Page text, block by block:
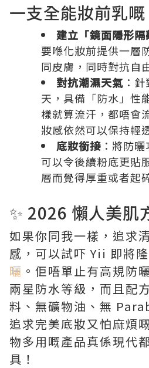
一支全能妝前乳嘅
建立「鏡面隱形隔
要喺化妝前提供一層
同皮膚，同時對抗自
對抗潮濕天氣 ：
天，具備「防水」性
樣就算流汗，都唔會
妝感依然可以保持輕
底妝銜接 ：將防
可以令後續粉底更貼
層而覺得厚重或者起
✨ 2026 懶人美肌
如果你同我一樣，追求
感，可以試吓 Yii 即將
曬 。佢唔單止有高規防
兩星防水等級，而且配
料、無礦物油、無
追求完美底妝又怕麻煩
物多用嘅產品真係現代
具！